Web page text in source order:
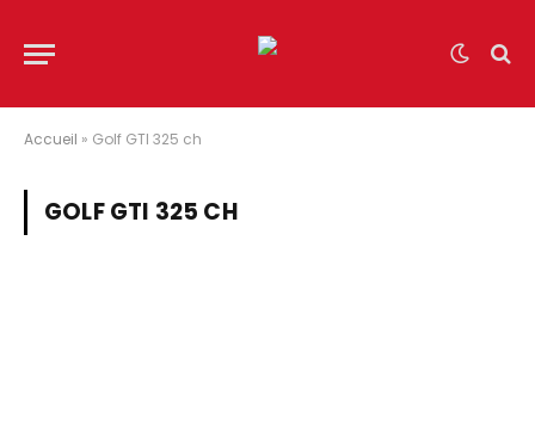
Accueil » Golf GTI 325 ch
GOLF GTI 325 CH